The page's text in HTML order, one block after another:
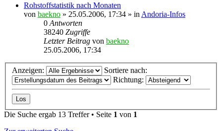
Rohstoffstatistik nach Monaten
von baekno » 25.05.2006, 17:34 » in Andoria-Infos
0 Antworten
38240 Zugriffe
Letzter Beitrag von baekno
25.05.2006, 17:34
Anzeigen:
Sortiere nach:
Richtung:
Die Suche ergab 13 Treffer • Seite 1 von 1